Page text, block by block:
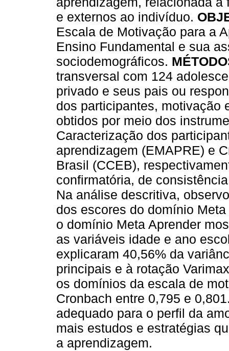
e externos ao indivíduo.
Escala de Motivação para a
Ensino Fundamental e sua
sociodemográficos.
transversal com 124
privado e seus pais ou
dos participantes, motivação
obtidos por meio dos
Caracterização dos
aprendizagem (EMAPRE) e
Brasil (CCEB),
confirmatória, de
Na análise descritiva,
dos escores do domínio
o domínio Meta Aprender
as variáveis idade e ano
explicaram 40,56% da
principais e à rotação
os domínios da escala de
Cronbach entre 0,795 e
adequado para o perfil da
mais estudos e estratégias
a aprendizagem.